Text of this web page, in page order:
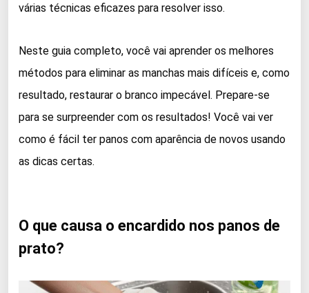
várias técnicas eficazes para resolver isso.
Neste guia completo, você vai aprender os melhores
métodos para eliminar as manchas mais difíceis e, como
resultado, restaurar o branco impecável. Prepare-se
para se surpreender com os resultados! Você vai ver
como é fácil ter panos com aparência de novos usando
as dicas certas.
O que causa o encardido nos panos de
prato?